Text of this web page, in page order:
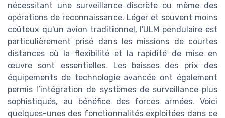
nécessitant une surveillance discrète ou même des
opérations de reconnaissance. Léger et souvent moins
coûteux qu'un avion traditionnel, l'ULM pendulaire est
particulièrement prisé dans les missions de courtes
distances où la flexibilité et la rapidité de mise en
œuvre sont essentielles. Les baisses des prix des
équipements de technologie avancée ont également
permis l’intégration de systèmes de surveillance plus
sophistiqués, au bénéfice des forces armées. Voici
quelques-unes des fonctionnalités exploitées dans ce